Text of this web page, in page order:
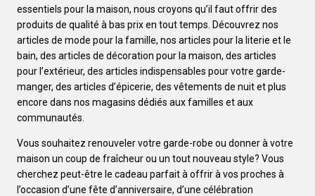
essentiels pour la maison, nous croyons qu’il faut offrir des
produits de qualité à bas prix en tout temps. Découvrez nos
articles de mode pour la famille, nos articles pour la literie et le
bain, des articles de décoration pour la maison, des articles
pour l’extérieur, des articles indispensables pour votre garde-
manger, des articles d’épicerie, des vêtements de nuit et plus
encore dans nos magasins dédiés aux familles et aux
communautés.
Vous souhaitez renouveler votre garde-robe ou donner à votre
maison un coup de fraîcheur ou un tout nouveau style? Vous
cherchez peut-être le cadeau parfait à offrir à vos proches à
l’occasion d’une fête d’anniversaire, d’une célébration